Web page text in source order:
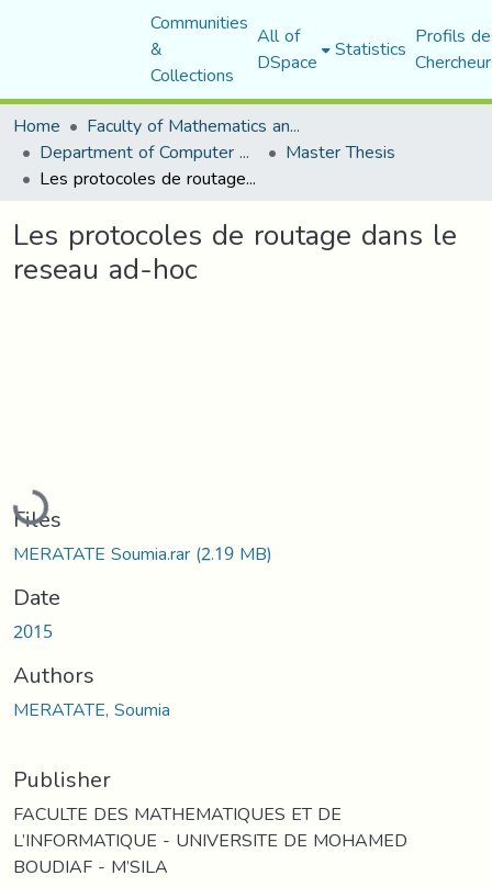
Communities
&
Collections
All of
DSpace Statistics Profils
Home
Faculty of Mathematics and Computer Science
Department of Computer Science Master Thesis
Les protocoles de routage dans le reseau ad-hoc
Les protocoles de routage dans le
reseau ad-hoc
Loading...
Files
MERATATE Soumia.rar(2.19 MB)
Date
2015
Authors
MERATATE, Soumia
Publisher
FACULTE DES MATHEMATIQUES ET DE
L’INFORMATIQUE - UNIVERSITE DE MOHAMED
BOUDIAF - M’SILA